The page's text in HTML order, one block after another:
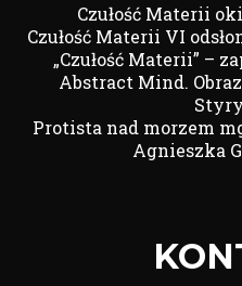
Czułość Materii
Czułość Materii VI
„Czułość Materii” –
Abstract Mind.
Protista nad morzem
Agnieszka